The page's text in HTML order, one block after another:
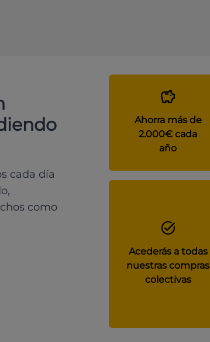
cada día
como
Ahorra más de
2.000€ cada
año
Acederás a todas
nuestras compras
colectivas